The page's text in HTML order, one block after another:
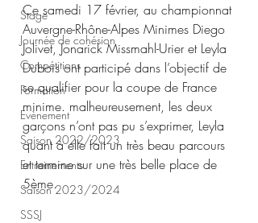
Stage
Journée de cohésion
Compétitions
Formation
Evènement
Saison 2022/2023
Entrainements
Saison 2023/2024
SSSJ
Ce samedi 17 février, au championnat
Auvergne-Rhône-Alpes Minimes Diego
Jolivet, Jonarick Missmahl-Urier et Leyla
Dubois ont participé dans l’objectif de
se qualifier pour la coupe de France
minime. malheureusement, les deux
garçons n’ont pas pu s’exprimer, Leyla
quant à elle fait un très beau parcours
et termine sur une très belle place de
5ème.